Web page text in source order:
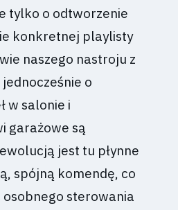
tylko o odtworzenie
konkretnej playlisty
naszego nastroju z
o
w salonie i
garażowe są
jest tu płynne
spójną komendę, co
sterowania